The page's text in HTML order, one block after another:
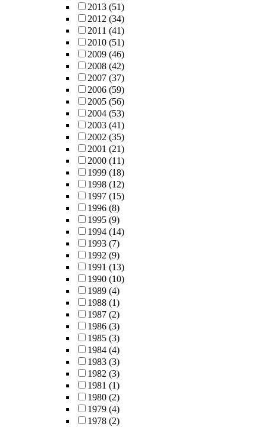
2013 (51)
2012 (34)
2011 (41)
2010 (51)
2009 (46)
2008 (42)
2007 (37)
2006 (59)
2005 (56)
2004 (53)
2003 (41)
2002 (35)
2001 (21)
2000 (11)
1999 (18)
1998 (12)
1997 (15)
1996 (8)
1995 (9)
1994 (14)
1993 (7)
1992 (9)
1991 (13)
1990 (10)
1989 (4)
1988 (1)
1987 (2)
1986 (3)
1985 (3)
1984 (4)
1983 (3)
1982 (3)
1981 (1)
1980 (2)
1979 (4)
1978 (2)